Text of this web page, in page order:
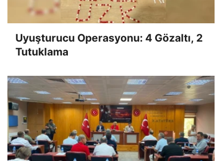
Uyuşturucu Operasyonu: 4 Gözaltı, 2
Tutuklama